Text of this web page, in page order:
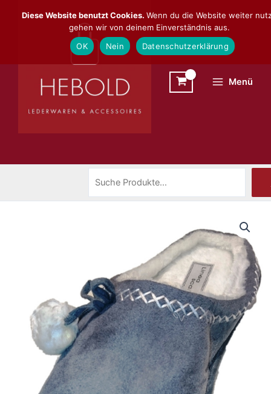
Inhalt
Menü
Diese Website benutzt Cookies. Wenn du die Website weiter
gehen wir von deinem Einverständnis aus.
OK
Nein Datenschutzerklärung